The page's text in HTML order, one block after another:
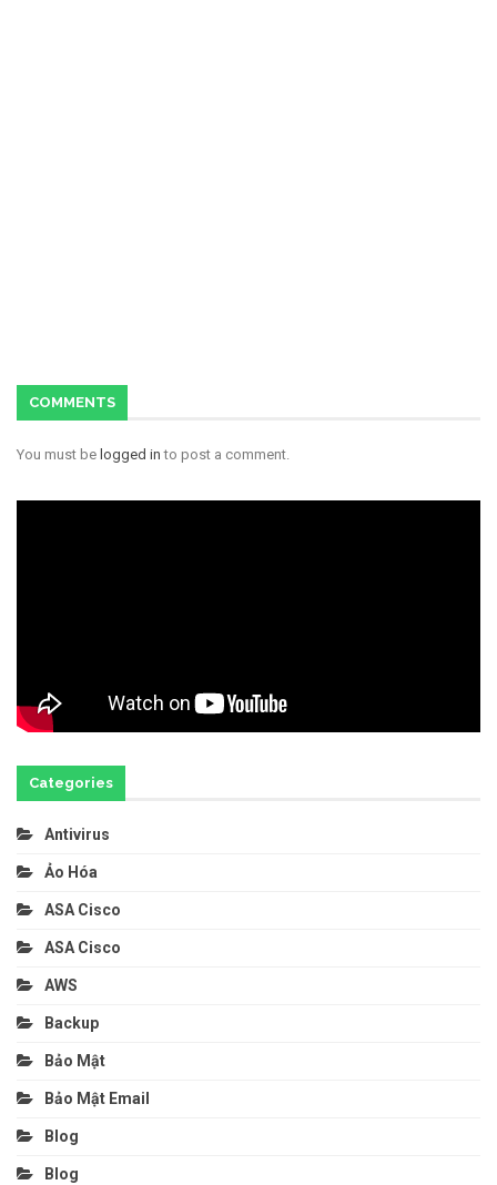
COMMENTS
You must be logged in to post a comment.
Categories
Antivirus
Ảo Hóa
ASA Cisco
ASA Cisco
AWS
Backup
Bảo Mật
Bảo Mật Email
Blog
Blog